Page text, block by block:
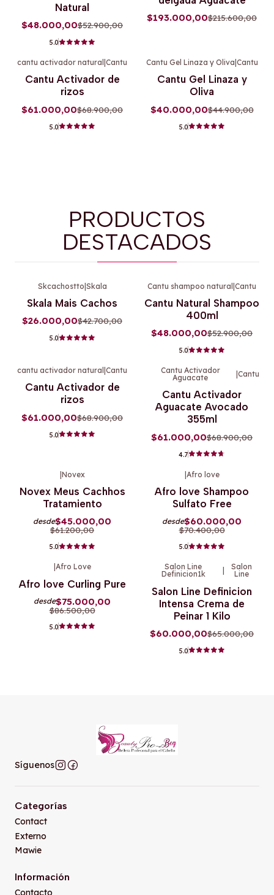
Natural
$48.000,00$52.900,00
5.0
$193.000,00$215.600,00
cantu activador natural Cantu
Cantu Activador de
rizos
$61.000,00$68.900,00
5.0
Cantu Gel Linaza y Oliva Cantu
Cantu Gel Linaza y
Oliva
$40.000,00$44.900,00
5.0
PRODUCTOS
DESTACADOS
Skcachostto|Skala
Skala Mais Cachos
$26.000,00$42.700,00
5.0
Cantu shampoo natural|Cantu
Cantu Natural Shampoo
400ml
$48.000,00$52.900,00
5.0
cantu activador natural Cantu
Cantu Activador de
rizos
$61.000,00$68.900,00
5.0
-11%OFF
Cantu Activador
Aguacate
Cantu
Cantu Activador
Aguacate Avocado
355ml
$61.000,00$68.900,00
4.7
Novex
Novex Meus Cachhos
Tratamiento
desde$45.000,00
$61.200,00
5.0
Afro love
Afro love Shampoo
Sulfato Free
desde$60.000,00
$70.400,00
5.0
Afro Love
Afro love Curling Pure
desde$75.000,00
$86.500,00
5.0
-8%OFF
Salon Line
Definicion1k
Salon
Line
Salon Line Definicion
Intensa Crema de
Peinar 1 Kilo
$60.000,00$65.000,00
5.0
Síguenos
Categorías
Contact
Externo
Mawie
Información
Contacto